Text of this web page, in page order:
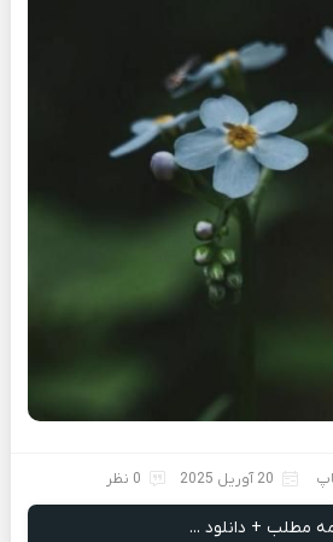
20 آوریل 2025 0 نظر
مطلب + دانلود ...